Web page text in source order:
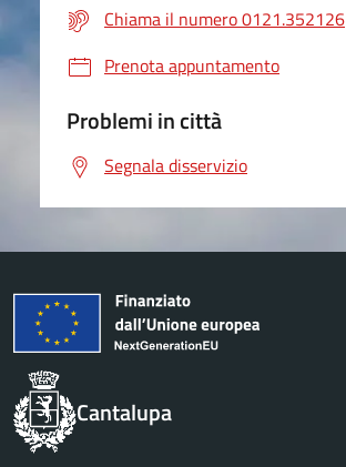
Chiama il numero 0121.352126
Prenota appuntamento
Problemi in città
Segnala disservizio
Cantalupa